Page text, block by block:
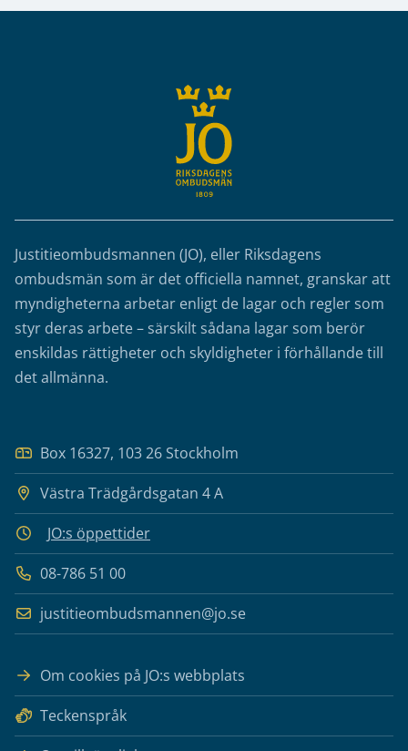
Justitieombudsmannen (JO), eller Riksdagens
ombudsmän som är det officiella namnet, granskar att
myndigheterna arbetar enligt de lagar och regler som
styr deras arbete – särskilt sådana lagar som berör
enskildas rättigheter och skyldigheter i förhållande till
det allmänna.
Box 16327, 103 26 Stockholm
Västra Trädgårdsgatan 4 A
JO:s öppettider
08-786 51 00
justitieombudsmannen@jo.se
Om cookies på JO:s webbplats
Teckenspråk